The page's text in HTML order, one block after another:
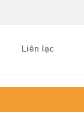
Liên lạc